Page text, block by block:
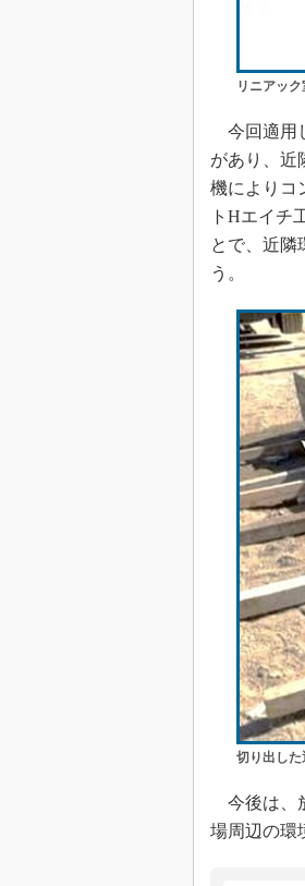
リニアッ
今回適用
があり、近
機によりコ
トHエイチ
とで、近隣
う。
切り出した
今後は、
場周辺の環